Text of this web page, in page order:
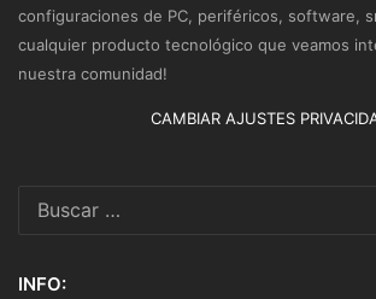
configuraciones de PC, periféricos, software,
cualquier producto tecnológico que veamos
nuestra comunidad!
CAMBIAR AJUSTES
INFO: